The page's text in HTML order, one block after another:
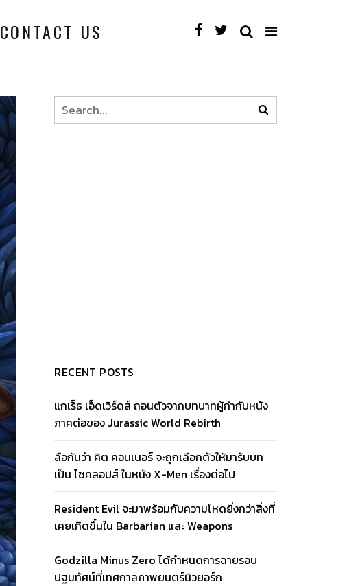
CONTACT US
RECENT POSTS
แกเร็ธ เอ็ดเวิร์ดส์ ถอนตัวจากบทบาทผู้กำกับหนัง
ภาคต่อของ Jurassic World Rebirth
ลือกันว่า คิต คอนเนอร์ จะถูกเลือกตัวให้มารับบท
เป็น ไซคลอปส์ ในหนัง X-Men เรื่องต่อไป
Resident Evil จะมาพร้อมกับความโหดยิ่งกว่าสิ่งที่
เคยเกิดขึ้นใน Barbarian และ Weapons
Godzilla Minus Zero ได้กำหนดการฉายรอบ
ปฐมทัศน์ที่เทศกาลภาพยนตร์นิวยอร์ก